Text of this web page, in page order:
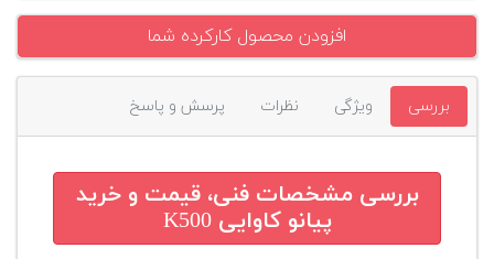
محصول
دوم
افزودن محصول کارکرده شما
بررسی ویژگی نظرات پرسش و پاسخ
بررسی مشخصات فنی، قیمت و خرید
پیانو کاوایی K500